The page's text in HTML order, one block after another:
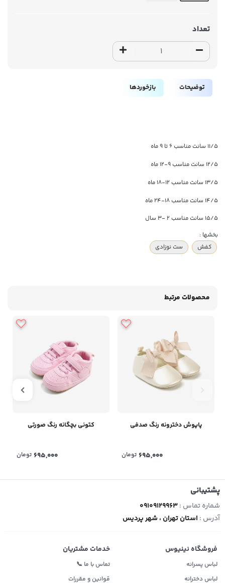
تعداد
توضیحات بازخوردها
۱۱/۵ سانت مناسب ۶ تا ۹ ماه
۱۲/۵ سانت مناسب ۹-۱۲ ماه
۱۳/۵ سانت مناسب ۱۲-۱۸ ماه
۱۴/۵ سانت مناسب ۱۸-۲۴ ماه
۱۵/۵ سانت مناسب ۲ -۳ سال
بخشها :
کفش
ست نوزادی
محصولات مرتبط
پاپوش دخترونه رنگ صدفی
695,000 تومان
کتونی بچگانه رنگ صورتی
695,000 تومان
پشتیبانی
شماره تماس :09109129963
آدرس : استان تهران ، شهر پردیس
فروشگاه نینیوس
لباس پسرانه
لباس دخترانه
خدمات مشتریان
تماس با ما 📞
قوانین و مقررات